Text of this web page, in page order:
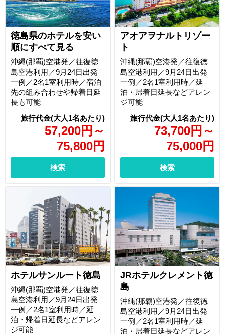
徳島県のホテルを安い
順にすべて見る
57,200円 ～
75,800円
沖縄(那覇)空港発／往復徳
島空港利用／9月24日出発
一例／2名1室利用時／宿泊
先の組み合わせや帰着日延
長も可能
検索
アオアヲナルトリゾー
ト
73,700円 ～
75,000円
沖縄(那覇)空港発／往復徳
島空港利用／9月24日出発
一例／2名1室利用時／延
泊・帰着日延長などアレン
ジ可能
検索
ホテルサンルート徳島
沖縄(那覇)空港発／往復徳
島空港利用／9月24日出発
一例／2名1室利用時／延
泊・帰着日延長などアレン
ジ可能
JRホテルクレメント徳
島
沖縄(那覇)空港発／往復徳
島空港利用／9月24日出発
一例／2名1室利用時／延
泊・帰着日延長などアレン